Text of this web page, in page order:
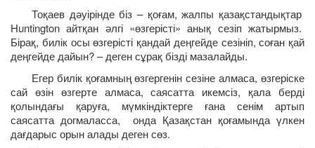
Тоқаев дәуірінде біз – қоғам, жалпы қазақстандықтар
Huntington айтқан әлгі «өзгерісті» анық сезіп жатырмыз.
Бірақ, билік осы өзгерісті қандай деңгейде сезініп, соған қай
деңгейде дайын? – деген сұрақ бізді мазалайды.
Егер билік қоғамның өзгергенін сезіне алмаса, өзгеріске
сай өзін өзгерте алмаса, саясатта икемсіз, қала берді
қолындағы қаруға, мүмкіндіктерге ғана сенім артып
саясатта догмаласса, онда Қазақстан қоғамында үлкен
дағдарыс орын алады деген сөз.